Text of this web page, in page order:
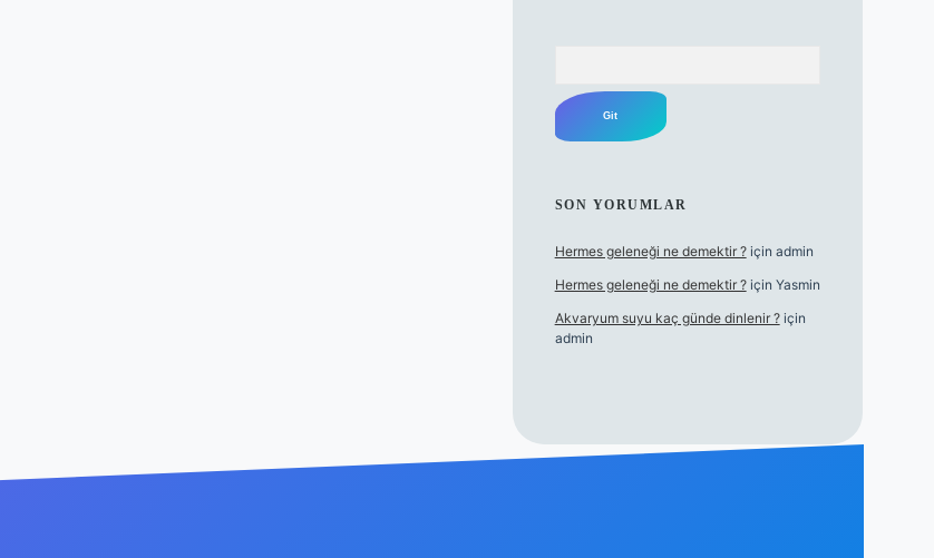
SON YORUMLAR
Hermes geleneği ne demektir ?için admin
Hermes geleneği ne demektir ?için Yasmin
Akvaryum suyu kaç günde dinlenir ?için
admin